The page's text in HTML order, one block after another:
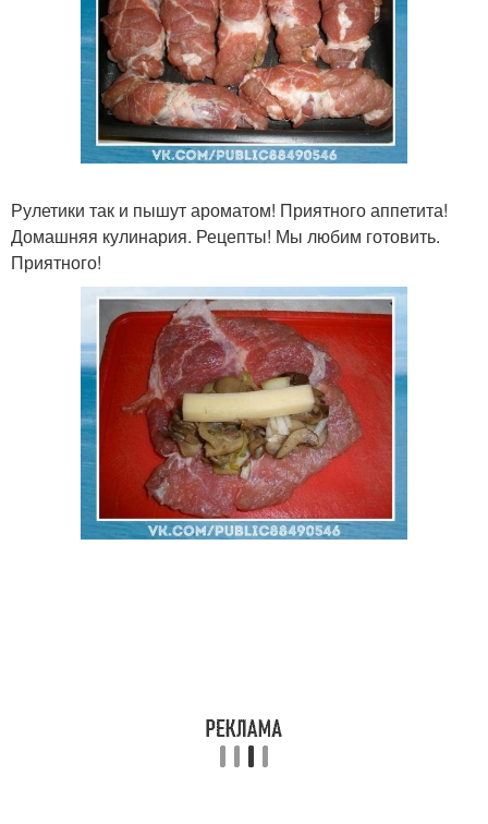
Рулетики так и пышут ароматом! Приятного аппетита!
Домашняя кулинария. Рецепты! Мы любим готовить.
Приятного!